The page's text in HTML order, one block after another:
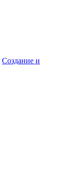
Создание и